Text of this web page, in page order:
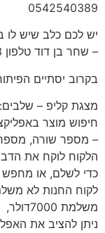
‎0542540389‎
יש לכם כלב שיש לו
– שחר בן דוד טלפון 0547937753
בקרוב יסתיים
מצגת קליפ –
חיפוש מוצר
– מספר שורה, מספר
הלקוח לוקח את
כדי לשלם, או מחפש
לקוח החנות לא
משלמת 7000דולר,
ניתן להציב את